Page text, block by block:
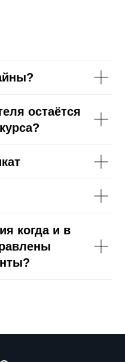
остаётся
когда и в